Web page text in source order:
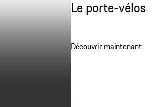
Le porte-vélos
Découvrir maintenant